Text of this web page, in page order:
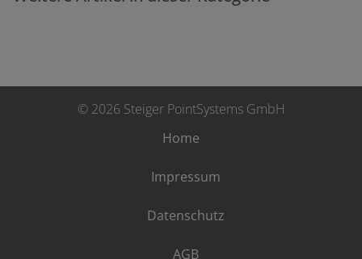
© 2026 Steiger PointSystems GmbH
Home
Impressum
Datenschutz
AGB